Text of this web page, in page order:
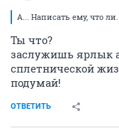
А... Написать ему, что
Ты что?
заслужишь ярлык
сплетнической
подумай!
ОТВЕТИТЬ